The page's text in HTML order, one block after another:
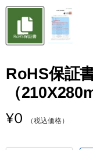
RoHS保証
（
¥0 （税込価格）